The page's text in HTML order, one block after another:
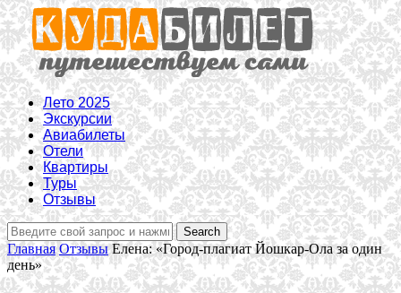
Лето 2025
Экскурсии
Авиабилеты
Отели
Квартиры
Туры
Отзывы
Главная Отзывы Елена: «Город-плагиат Йошкар-Ола за один
день»